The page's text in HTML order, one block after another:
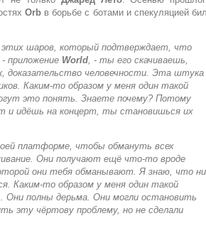
Orb в борьбе с ботами и спекуляцией
этих шаров, который подтверждает, что
приложение World, - ты его скачиваешь,
доказательство человечности. Эта штука
Каким-то образом у меня один такой
это понять. Знаете почему? Потому
и идёшь на концерт, ты становишься их
платформе, чтобы обмануть всех
Они получают ещё что-то вроде
они тебя обманывают. Я знаю, что ни
Каким-то образом у меня один такой
Они полны дерьма. Они могли остановить
эту чёртову проблему, но не сделали